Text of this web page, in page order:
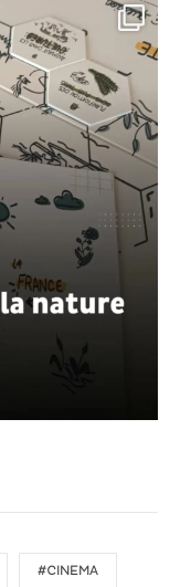
#CINEMA